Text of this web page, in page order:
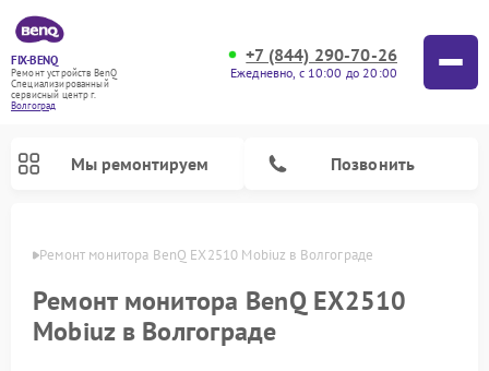
FIX-BENQ
Ремонт устройств BenQ
Специализированный
cервисный центр г.
Волгоград
+7 (844) 290-70-26
Ежедневно, с 10:00 до 20:00
Мы ремонтируем Позвонить
Ремонт монитора BenQ EX2510 Mobiuz в Волгограде
Ремонт монитора BenQ EX2510
Mobiuz в Волгограде